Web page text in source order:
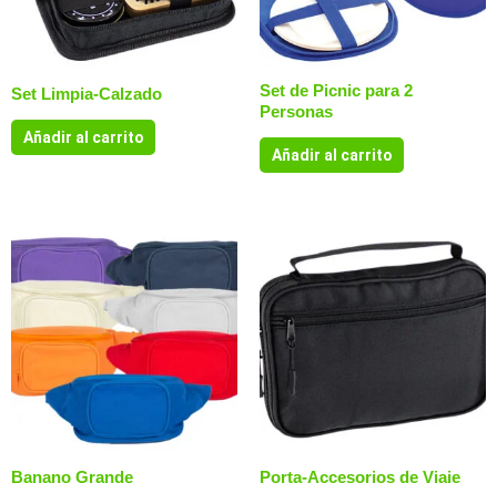
Set Limpia-Calzado
Añadir al carrito
Set de Picnic para 2
Personas
Añadir al carrito
Banano Grande Porta-Accesorios de Viaje